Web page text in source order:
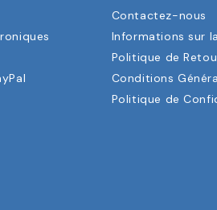
Contactez-nous
Informations sur
Politique de
Conditions
Politique de